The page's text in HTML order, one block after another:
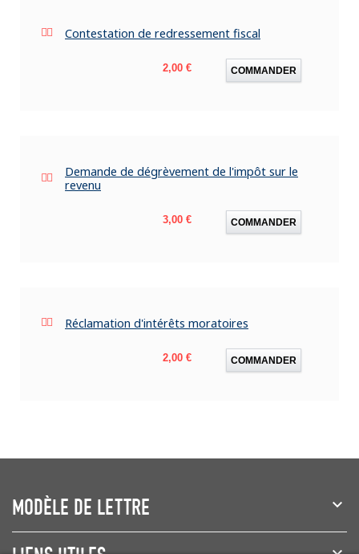
Contestation de redressement fiscal
Prix
2,00 € COMMANDER
Demande de dégrèvement de l'impôt sur le
revenu
Prix
3,00 € COMMANDER
Réclamation d'intérêts moratoires
Prix
2,00 € COMMANDER
MODÈLE DE LETTRE